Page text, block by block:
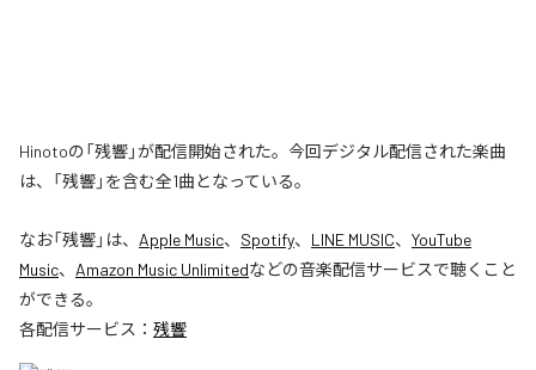
Hinotoの「残響」が配信開始された。今回デジタル配信された楽曲
は、「残響」を含む全1曲となっている。
なお「残響」は、 Apple Music、 Spotify、 LINE MUSIC、 YouTube
Music、 Amazon Music Unlimitedなどの音楽配信サービスで聴くこと
ができる。
各配信サービス： 残響